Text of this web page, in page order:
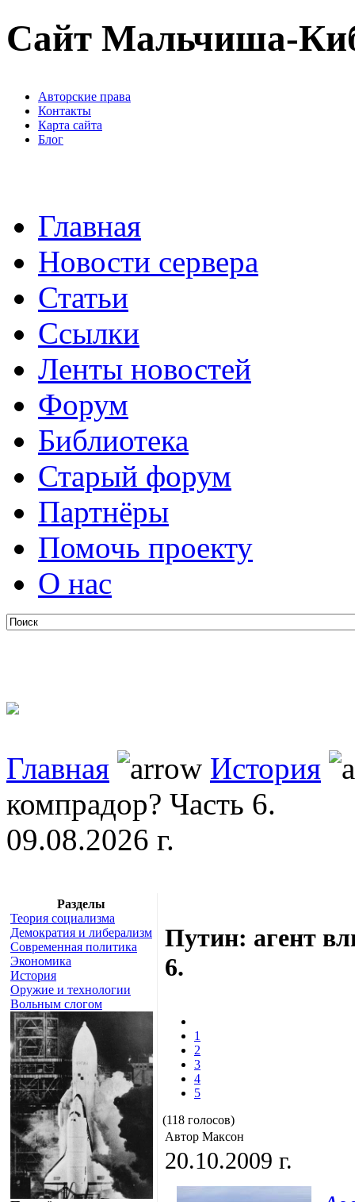
Сайт Мальчиша-
Авторские права
Контакты
Карта сайта
Блог
Главная
Новости сервера
Статьи
Ссылки
Ленты новостей
Форум
Библиотека
Старый форум
Партнёры
Помочь проекту
О нас
Главная
История
компрадор? Часть 6.
09.08.2026 г.
Разделы
Теория социализма
Демократия и либерализм
Современная политика
Экономика
История
Оружие и технологии
Вольным слогом
Путин: агент
6.
1
2
3
4
5
(118 голосов)
Автор Максон
20.10.2009 г.